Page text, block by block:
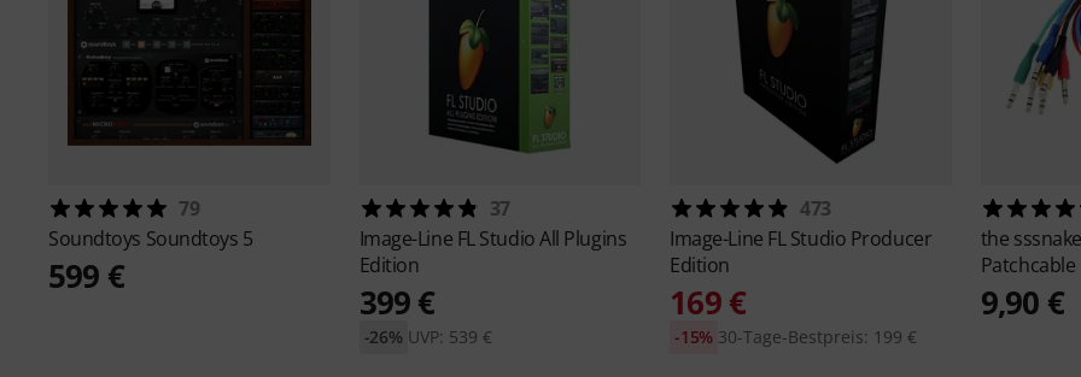
79
Soundtoys Soundtoys 5
599 €
37
Image-Line FL Studio All Plugins
Edition
399 €
UVP: 539 €
-26%
473
Image-Line FL Studio Producer
Edition
169 €
30-Tage-Bestpreis: 199 €
-15%
the
Patchcable
9,90 €